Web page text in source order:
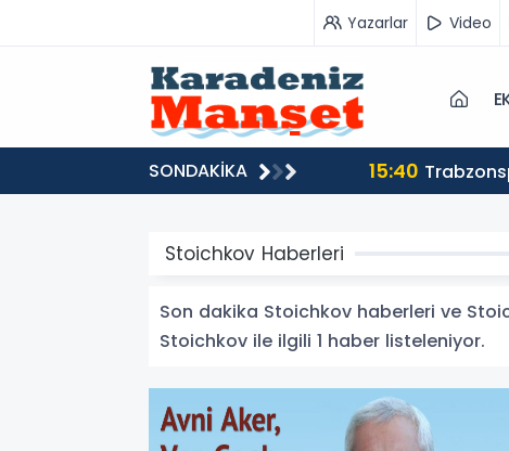
Yazarlar Video
SONDAKİKA 15:40
Stoichkov Haberleri
Son dakika Stoichkov haberleri ve
Stoichkov ile ilgili 1 haber listeleniyor.